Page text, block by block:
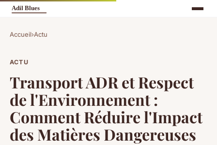
Accueil›Actu
ACTU
Transport ADR et Respect
de l'Environnement :
Comment Réduire l'Impact
des Matières Dangereuses